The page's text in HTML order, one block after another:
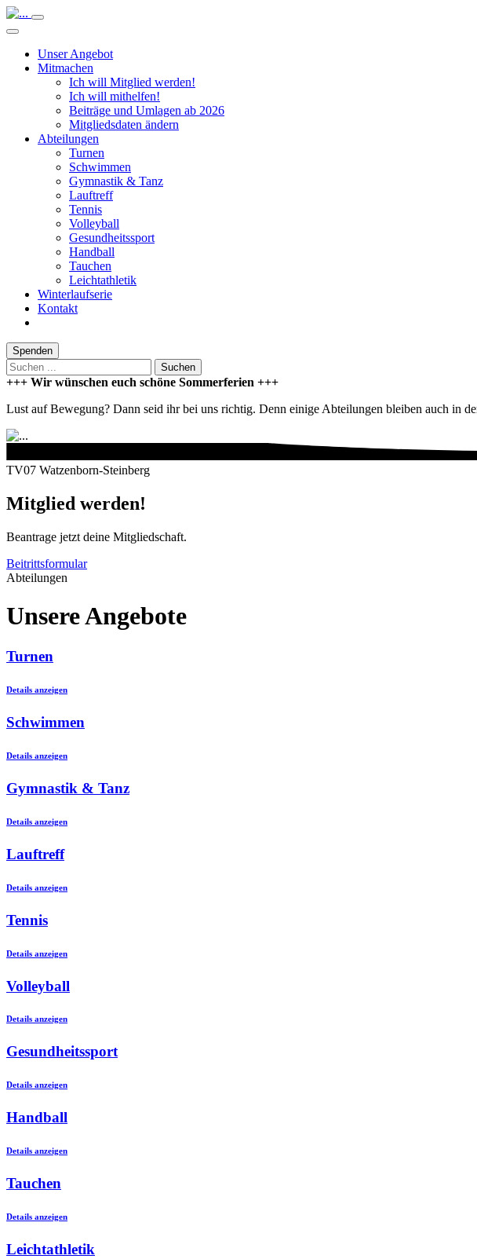
Unser Angebot
Mitmachen
Ich will Mitglied werden!
Ich will mithelfen!
Beiträge und Umlagen ab 2026
Mitgliedsdaten ändern
Abteilungen
Turnen
Schwimmen
Gymnastik & Tanz
Lauftreff
Tennis
Volleyball
Gesundheitssport
Handball
Tauchen
Leichtathletik
Winterlaufserie
Kontakt
Spenden
Suchen
+++ Wir wünschen euch schöne Sommerferien +++
Lust auf Bewegung? Dann seid ihr bei uns richtig. Denn einige Abteilungen bleiben auch in
TV07 Watzenborn-Steinberg
Mitglied werden!
Beantrage jetzt deine Mitgliedschaft.
Beitrittsformular
Abteilungen
Unsere Angebote
Turnen
Details anzeigen
Schwimmen
Details anzeigen
Gymnastik & Tanz
Details anzeigen
Lauftreff
Details anzeigen
Tennis
Details anzeigen
Volleyball
Details anzeigen
Gesundheitssport
Details anzeigen
Handball
Details anzeigen
Tauchen
Details anzeigen
Leichtathletik